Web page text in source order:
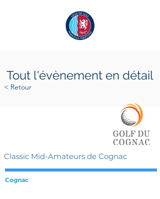
Tout l'évènement en détail
< Retour
Classic Mid-Amateurs de Cognac
Cognac